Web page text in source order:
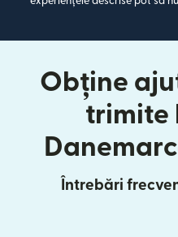
Obține
trimite
Întrebări